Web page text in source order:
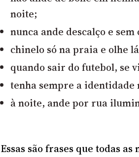
noite;
nunca ande descalço e sem
chinelo só na praia e olhe
quando sair do futebol, se
tenha sempre a
à noite, ande por rua
Essas são frases que todas